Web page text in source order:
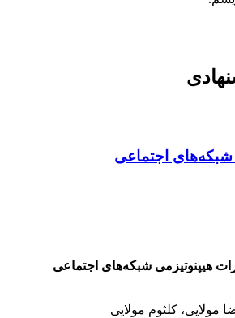
شبکه‌های اجتماعی
هیپنوتیزمی شبکه‌های اجتماعی
مولایی، کلثوم مولایی